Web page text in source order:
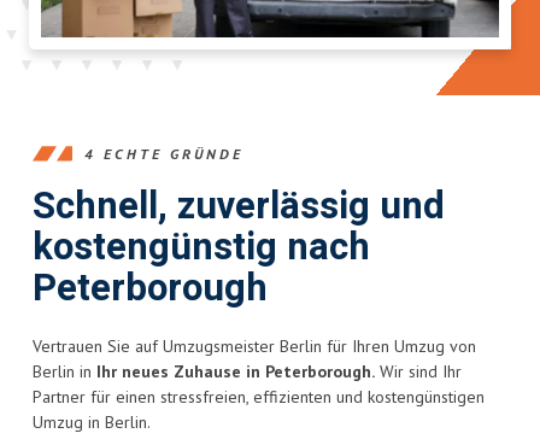
4 ECHTE GRÜNDE
Schnell, zuverlässig und
kostengünstig nach
Peterborough
Vertrauen Sie auf Umzugsmeister Berlin für Ihren Umzug von
Berlin in Ihr neues Zuhause in Peterborough. Wir sind Ihr
Partner für einen stressfreien, effizienten und kostengünstigen
Umzug in Berlin.